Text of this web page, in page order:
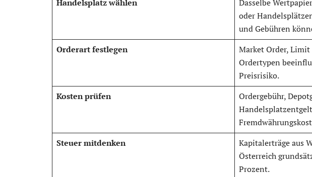
Handelsplatz wählen
Dasselbe
oder
und Gebühren
Orderart festlegen
Market Order, Limit
Ordertypen
Preisrisiko.
Kosten prüfen
Ordergebühr,
Steuer mitdenken
Kapitalerträge aus
Österreich
Prozent.